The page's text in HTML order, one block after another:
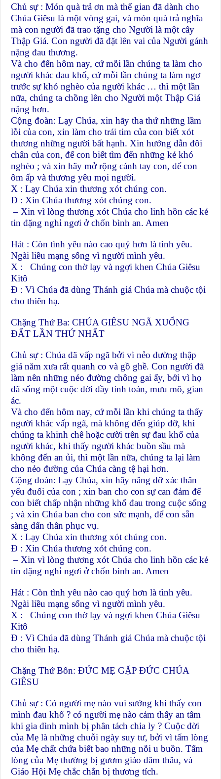
Chủ sự : Món quà trả ơn mà thế gian đã dành cho
Chúa Giêsu là một vòng gai, và món quà trả nghĩa
mà con người đã trao tặng cho Người là một cây
Thập Giá. Con người đã đặt lên vai của Người gánh
nặng đau thương.
Và cho đến hôm nay, cứ mỗi lần chúng ta làm cho
người khác đau khổ, cứ mỗi lần chúng ta làm ngơ
trước sự khó nghèo của người khác … thì một lần
nữa, chúng ta chồng lên cho Người một Thập Giá
nặng hơn.
Cộng đoàn: Lạy Chúa, xin hãy tha thứ những lầm
lỗi của con, xin làm cho trái tim của con biết xót
thương những người bất hạnh. Xin hướng dẫn đôi
chân của con, để con biết tìm đến những kẻ khó
nghèo ; và xin hãy mở rộng cánh tay con, để con
ôm ấp và thương yêu mọi người.
X : Lạy Chúa xin thương xót chúng con.
Đ : Xin Chúa thương xót chúng con.
– Xin vì lòng thương xót Chúa cho linh hồn các kẻ
tin đặng nghỉ ngơi ở chốn bình an. Amen
Hát : Còn tình yêu nào cao quý hơn là tình yêu.
Ngài liều mạng sống vì người mình yêu.
X : Chúng con thờ lạy và ngợi khen Chúa Giêsu
Kitô
Đ : Vì Chúa đã dùng Thánh giá Chúa mà chuộc tội
cho thiên hạ.
Chặng Thứ Ba: CHÚA GIÊSU NGÃ XUỐNG
ĐẤT LẦN THỨ NHẤT
Chủ sự : Chúa đã vấp ngã bởi vì nẻo đường thập
giá năm xưa rất quanh co và gồ ghề. Con người đã
làm nên những nẻo đường chông gai ấy, bởi vì họ
đã sống một cuộc đời đầy tính toán, mưu mô, gian
ác.
Và cho đến hôm nay, cứ mỗi lần khi chúng ta thấy
người khác vấp ngã, mà không đến giúp đỡ, khi
chúng ta khinh chê hoặc cười trên sự đau khổ của
người khác, khi thấy người khác buồn sầu mà
không đến an ủi, thì một lần nữa, chúng ta lại làm
cho nẻo đường của Chúa càng tệ hại hơn.
Cộng đoàn: Lạy Chúa, xin hãy nâng đỡ xác thân
yếu đuối của con ; xin ban cho con sự can đảm để
con biết chấp nhận những khổ đau trong cuộc sống
; và xin Chúa ban cho con sức mạnh, để con sẵn
sàng dấn thân phục vụ.
X : Lạy Chúa xin thương xót chúng con.
Đ : Xin Chúa thương xót chúng con.
– Xin vì lòng thương xót Chúa cho linh hồn các kẻ
tin đặng nghỉ ngơi ở chốn bình an. Amen
Hát : Còn tình yêu nào cao quý hơn là tình yêu.
Ngài liều mạng sống vì người mình yêu.
X : Chúng con thờ lạy và ngợi khen Chúa Giêsu
Kitô
Đ : Vì Chúa đã dùng Thánh giá Chúa mà chuộc tội
cho thiên hạ.
Chặng Thứ Bốn: ĐỨC MẸ GẶP ĐỨC CHÚA
GIÊSU
Chủ sự : Có người mẹ nào vui sướng khi thấy con
mình đau khổ ? có người mẹ nào cảm thấy an tâm
khi gia đình mình bị phân tách chia ly ? Cuộc đời
của Mẹ là những chuỗi ngày suy tư, bởi vì tấm lòng
của Mẹ chất chứa biết bao những nỗi u buồn. Tấm
lòng của Mẹ thường bị gươm giáo đâm thâu, và
Giáo Hội Mẹ chắc chắn bị thương tích.